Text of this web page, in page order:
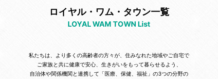
ロイヤル・ワム・タウン一覧
LOYAL WAM TOWN List
私たちは、より多くの高齢者の方々が、住みなれた地域やご自宅で
ご家族と共に健康で安心、生きがいをもって暮らせるよう、
自治体や関係機関と連携して「医療、保健、福祉」の3つの分野の